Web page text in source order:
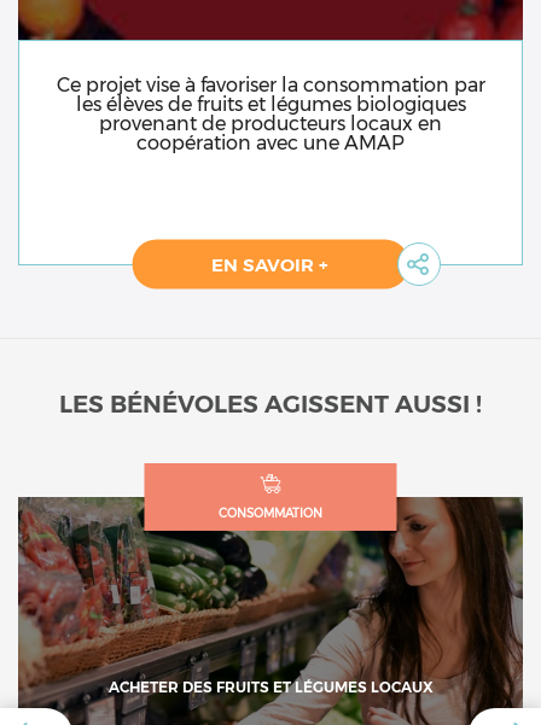
Ce projet vise à favoriser la consommation par
les élèves de fruits et légumes biologiques
provenant de producteurs locaux en
coopération avec une AMAP
EN SAVOIR +
LES BÉNÉVOLES AGISSENT AUSSI !
ACHETER DES FRUITS ET LÉGUMES LOCAUX
CONSOMMATION